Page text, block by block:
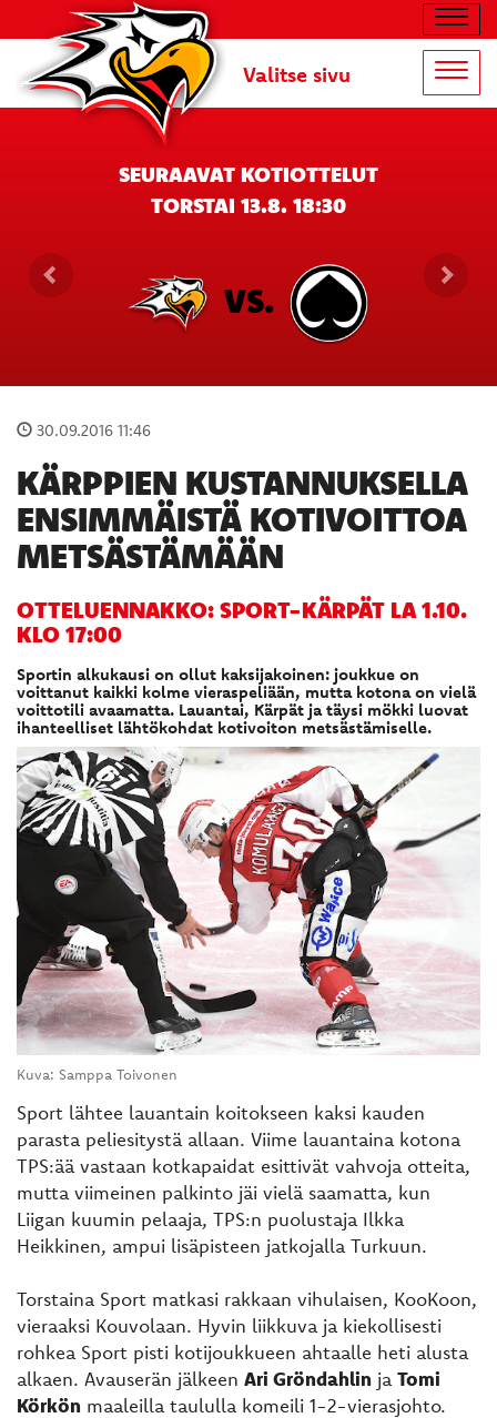
Valitse sivu
SEURAAVAT KOTIOTTELUT
TORSTAI 13.8. 18:30
VS.
30.09.2016 11:46
KÄRPPIEN KUSTANNUKSELLA
ENSIMMÄISTÄ KOTIVOITTOA
METSÄSTÄMÄÄN
OTTELUENNAKKO: SPORT-KÄRPÄT LA 1.10.
KLO 17:00
Sportin alkukausi on ollut kaksijakoinen: joukkue on
voittanut kaikki kolme vieraspeliään, mutta kotona on vielä
voittotili avaamatta. Lauantai, Kärpät ja täysi mökki luovat
ihanteelliset lähtökohdat kotivoiton metsästämiselle.
Kuva: Samppa Toivonen
Sport lähtee lauantain koitokseen kaksi kauden
parasta peliesitystä allaan. Viime lauantaina kotona
TPS:ää vastaan kotkapaidat esittivät vahvoja otteita,
mutta viimeinen palkinto jäi vielä saamatta, kun
Liigan kuumin pelaaja, TPS:n puolustaja Ilkka
Heikkinen, ampui lisäpisteen jatkojalla Turkuun.
Torstaina Sport matkasi rakkaan vihulaisen, KooKoon,
vieraaksi Kouvolaan. Hyvin liikkuva ja kiekollisesti
rohkea Sport pisti kotijoukkueen ahtaalle heti alusta
alkaen. Avauserän jälkeen Ari Gröndahlin ja Tomi
Körkön maaleilla taululla komeili 1-2-vierasjohto.